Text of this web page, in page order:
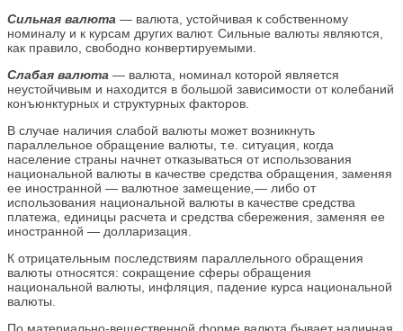
Сильная валюта — валюта, устойчивая к собственному
номиналу и к курсам других валют. Сильные валюты являются,
как правило, свободно конвертируемыми.
Слабая валюта — валюта, номинал которой является
неустойчивым и находится в большой зависимости от колебаний
конъюнктурных и структурных факторов.
В случае наличия слабой валюты может возникнуть
параллельное обращение валюты, т.е. ситуация, когда
население страны начнет отказываться от использования
национальной валюты в качестве средства обращения, заменяя
ее иностранной — валютное замещение ,— либо от
использования национальной валюты в качестве средства
платежа, единицы расчета и средства сбережения, заменяя ее
иностранной — долларизация.
К отрицательным последствиям параллельного обращения
валюты относятся: сокращение сферы обращения
национальной валюты, инфляция, падение курса национальной
валюты.